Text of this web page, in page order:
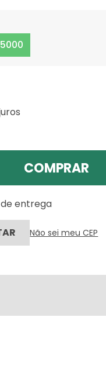
COMPRAR
entrega
Não sei meu CEP